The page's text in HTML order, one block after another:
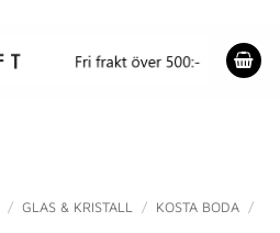
/ GLAS & KRISTALL / KOSTA BODA
/